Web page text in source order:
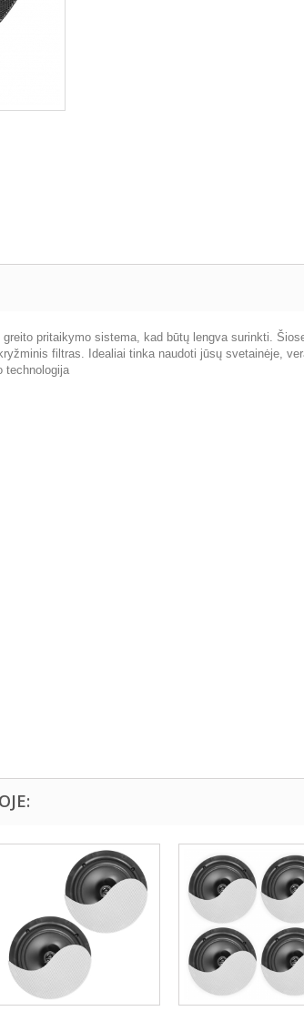
pritaikymo sistema, kad būtų lengva surinkti.
filtras. Idealiai tinka naudoti jūsų svetainėje,
technologija